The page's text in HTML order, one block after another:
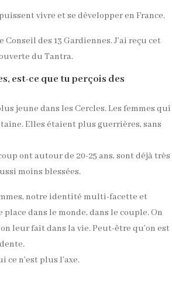
vivre et se développer en France.
des 13 Gardiennes. J’ai reçu cet
du Tantra.
est-ce que tu perçois des
jeune dans les Cercles. Les femmes qui
Elles étaient plus guerrières, sans
ont autour de 20-25 ans, sont déjà très
moins blessées.
notre identité multi-facette et
dans le monde, dans le couple. On
leur fait dans la vie. Peut-être qu’on est
n’est plus l’axe.